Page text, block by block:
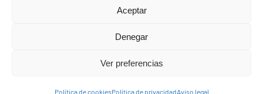
Aceptar
Denegar
Ver preferencias
Política de cookiesPolítica de privacidadAviso legal
derechos reservads
Diseño web Solucionet.com